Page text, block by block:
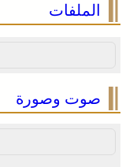
بسيادة المغرب على
الملفات
صوت وصورة